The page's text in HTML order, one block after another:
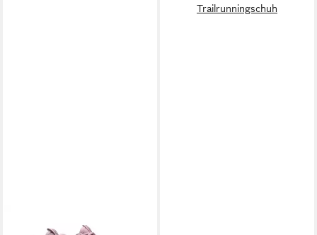
Trailrunningschuh